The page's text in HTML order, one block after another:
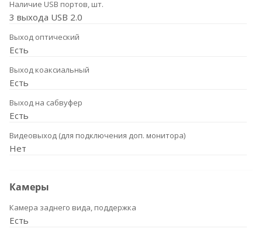
Наличие USB портов, шт.
3 выхода USB 2.0
Выход оптический
Есть
Выход коаксиальный
Есть
Выход на сабвуфер
Есть
Видеовыход (для подключения доп. монитора)
Нет
Камеры
Камера заднего вида, поддержка
Есть